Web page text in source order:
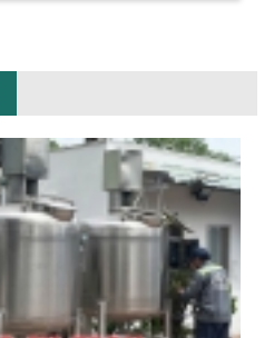
giao hàng
CÔNG NGHIỆP HIỆN ĐẠI
giúp doanh nghiệp tiết kiệm
liệu, nhân công và chi phí vận
Giải...
NHỮNG TIÊU CHÍ QUAN TRỌNG KHI LỰA
MÁY KHUẤY TRỘN HÓA CHẤT CHO
NHÀ MÁY
Khám phá những tiêu chí quan trọng
giúp doanh nghiệp lựa chọn máy khuấy
trộn hóa chất phù hợp. Từ máy khuấy